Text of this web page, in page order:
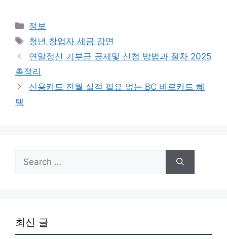
Categories
정보
Tags
청년 창업자 세금 감면
연말정산 기부금 공제및 신청 방법과 절차 2025
총정리
신용카드 전월 실적 필요 없는 BC 바로카드 혜
택
Search
for:
최신 글